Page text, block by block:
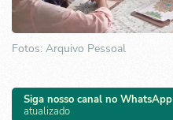
Fotos: Arquivo Pessoal
Siga nosso canal no WhatsApp
atualizado